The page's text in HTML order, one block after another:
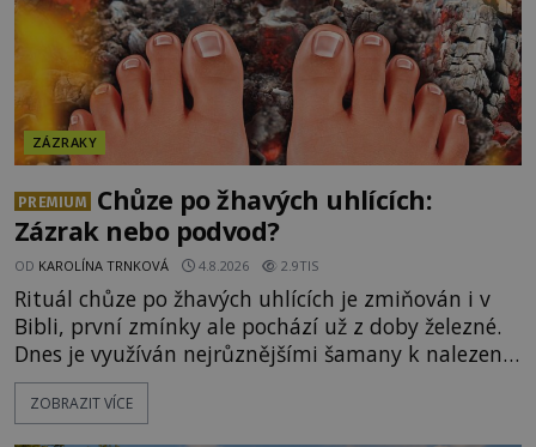
ZÁZRAKY
PREMIUM
Chůze po žhavých uhlících:
Zázrak nebo podvod?
OD KAROLÍNA TRNKOVÁ 4.8.2026 2.9TIS
Rituál chůze po žhavých uhlících je zmiňován i v
Bibli, první zmínky ale pochází už z doby železné.
Dnes je využíván nejrůznějšími šamany k nalezení
spirituální síly či vnitřního klidu. Jak funguje a proč
si při něm člověk nepopálí nohy, což bylo
ZOBRAZIT VÍCE